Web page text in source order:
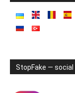
StopFake — social